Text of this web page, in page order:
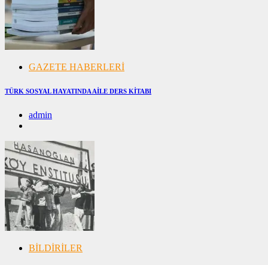
GAZETE HABERLERİ
TÜRK SOSYAL HAYATINDA AİLE DERS KİTABI
admin
BİLDİRİLER